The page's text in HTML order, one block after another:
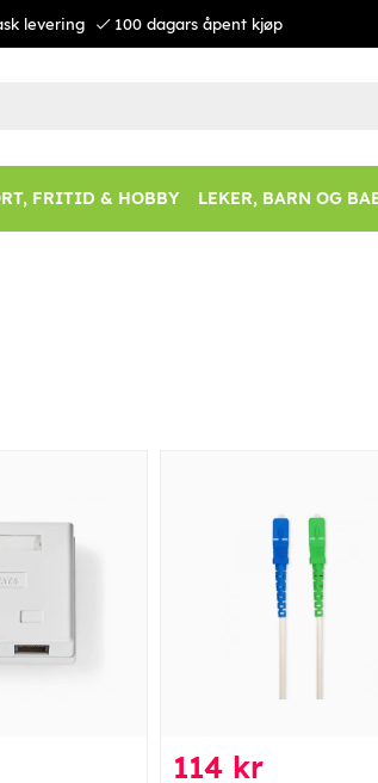
levering 100 dagars åpent kjøp
FRITID & HOBBY LEKER, BARN OG
114 kr